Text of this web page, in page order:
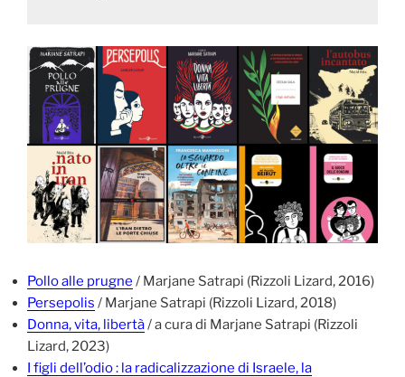
Pollo alle prugne / Marjane Satrapi (Rizzoli Lizard, 2016)
Persepolis / Marjane Satrapi (Rizzoli Lizard, 2018)
Donna, vita, libertà/ a cura di Marjane Satrapi (Rizzoli
Lizard, 2023)
I figli dell’odio : la radicalizzazione di Israele, la